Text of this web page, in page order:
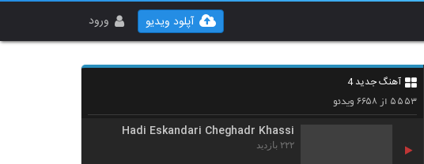
ورود آپلود ویدیو
آهنگ جدید 4
۵۵۵۳ از ۶۶۵۸ویدئو
5552
آهنگ کسری کیا بنام اى جان
Hadi Eskandari Cheghadr Khassi
۲۲۲ بازدید